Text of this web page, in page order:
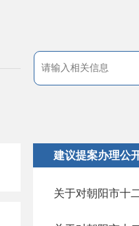
建议提案办理公